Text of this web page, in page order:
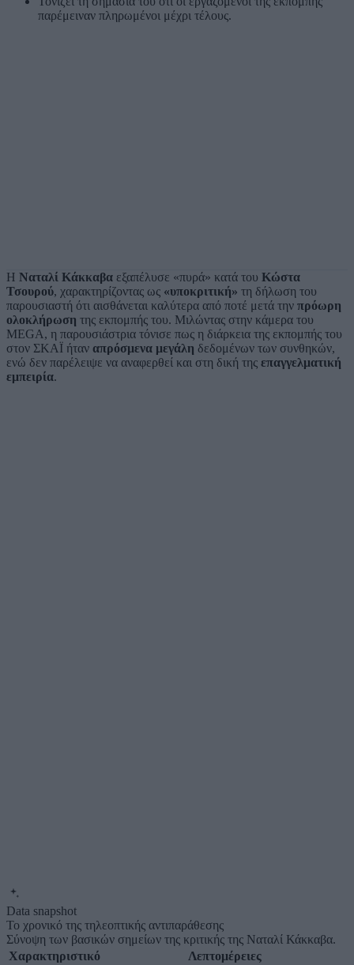
παρέμειναν πληρωμένοι μέχρι τέλους.
Η Ναταλί Κάκκαβα εξαπέλυσε «πυρά» κατά του Κώστα
Τσουρού, χαρακτηρίζοντας ως «υποκριτική» τη δήλωση του
παρουσιαστή ότι αισθάνεται καλύτερα από ποτέ μετά την πρόωρη
ολοκλήρωση της εκπομπής του. Μιλώντας στην κάμερα του
MEGA, η παρουσιάστρια τόνισε πως η διάρκεια της εκπομπής του
στον ΣΚΑΪ ήταν απρόσμενα μεγάλη δεδομένων των συνθηκών,
ενώ δεν παρέλειψε να αναφερθεί και στη δική της επαγγελματική
εμπειρία.
Data snapshot
Το χρονικό της τηλεοπτικής αντιπαράθεσης
Σύνοψη των βασικών σημείων της κριτικής της Ναταλί Κάκκαβα.
Χαρακτηριστικό
Λεπτομέρειες